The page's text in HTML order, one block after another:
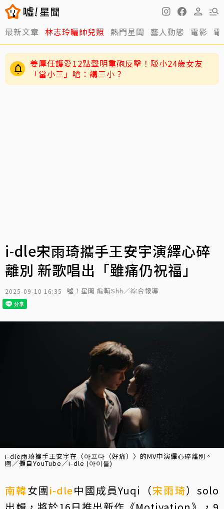
最新文章 林志玲曬帥兒照 熱門星聞 藝人動態 電影
姜厚任護愛12點聲明重砲反擊！駁小24歲女友
「當小三」嗆：講三小？
i-dle宋雨琦攜手王安宇演繹心碎
離別 新歌唱出「雖痛仍祝福」
2025-09-10 16:35 噓！星聞 編輯Shh／綜合報導
i-dle雨琦攜手王安宇在〈아프다（好痛）〉的MV中演繹心碎離別。
圖／擷自YouTube／i-dle (아이들)
南韓女團i-dle中國成員Yuqi（宋雨琦）solo